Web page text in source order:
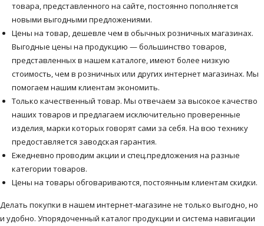
товара, представленного на сайте, постоянно пополняется
новыми выгодными предложениями.
Цены на товар, дешевле чем в обычных розничных магазинах.
Выгодные цены на продукцию — большинство товаров,
представленных в нашем каталоге, имеют более низкую
стоимость, чем в розничных или других интернет магазинах. Мы
помогаем нашим клиентам экономить.
Только качественный товар. Мы отвечаем за высокое качество
наших товаров и предлагаем исключительно проверенные
изделия, марки которых говорят сами за себя. На всю технику
предоставляется заводская гарантия.
Ежедневно проводим акции и спец.предложения на разные
категории товаров.
Цены на товары обговариваются, постоянным клиентам скидки.
Делать покупки в нашем интернет-магазине не только выгодно, но
и удобно. Упорядоченный каталог продукции и система навигации